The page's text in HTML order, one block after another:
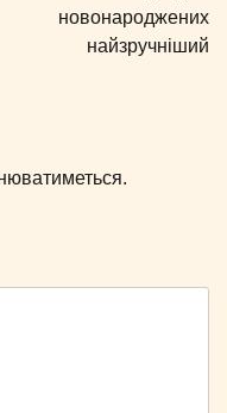
новонароджених
найзручніший